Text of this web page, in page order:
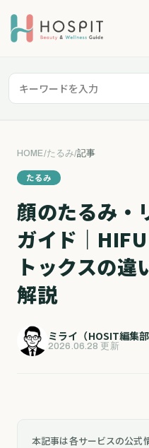
HOME/たるみ/記事
たるみ
顔のたるみ・
ガイド｜
トックスの違
解説
ミライ（HOSIT編集
2026.06.28 更新
本記事は各サービスの公式